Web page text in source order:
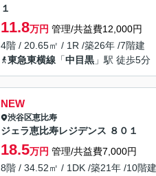
１
11.8万円 管理/共益費12,000円
4階 / 20.65㎡ / 1R /築26年 /7階建
東急東横線 「中目黒 」駅 徒歩5分
NEW
渋谷区恵比寿
ジェラ恵比寿レジデンス ８０１
18.5万円 管理/共益費7,000円
8階 / 34.52㎡ / 1DK /築21年 /10階建